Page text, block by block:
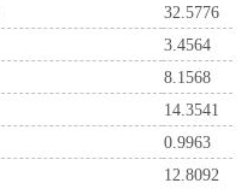
32.5776
3.4564
8.1568
14.3541
0.9963
12.8092